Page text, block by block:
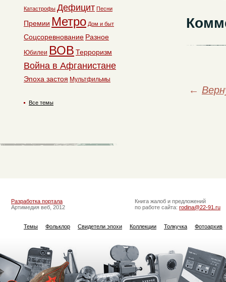
←
Катастрофы Дефицит Песни
Премии Метро Дом и быт
Соцсоревнование Разное
Юбилеи ВОВ Терроризм
Война в Афганистане
Эпоха застоя Мультфильмы
Все темы
Разработка портала
Артимедия веб, 2012
Книга жалоб и предложений
по работе сайта: rodina@22-91.ru
Темы Фольклор Свидетели эпохи Коллекции Толкучка Фотоархив